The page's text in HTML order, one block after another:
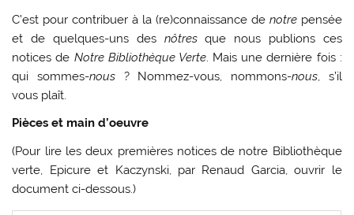
C’est pour contribuer à la (re)connaissance de notrepensée
et de quelques-uns des nôtresque nous publions ces
notices de Notre Bibliothèque Verte. Mais une dernière fois :
qui sommes-nous? Nommez-vous, nommons-nous, s’il
vous plaît.
Pièces et main d’oeuvre
(Pour lire les deux premières notices de notre Bibliothèque
verte, Epicure et Kaczynski, par Renaud Garcia, ouvrir le
document ci-dessous.)